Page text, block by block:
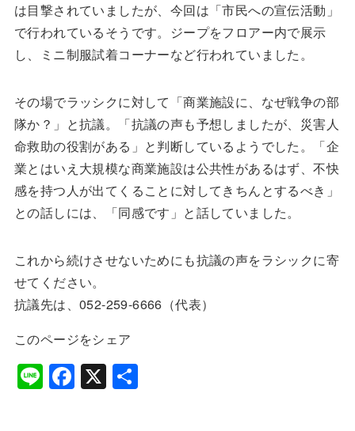
は目撃されていましたが、今回は「市民への宣伝活動」
で行われているそうです。ジープをフロアー内で展示
し、ミニ制服試着コーナーなど行われていました。
その場でラッシクに対して「商業施設に、なぜ戦争の部
隊か？」と抗議。「抗議の声も予想しましたが、災害人
命救助の役割がある」と判断しているようでした。「企
業とはいえ大規模な商業施設は公共性があるはず、不快
感を持つ人が出てくることに対してきちんとするべき」
との話しには、「同感です」と話していました。
これから続けさせないためにも抗議の声をラシックに寄
せてください。
抗議先は、052-259-6666（代表）
このページをシェア
Li
n
F
a
X 共